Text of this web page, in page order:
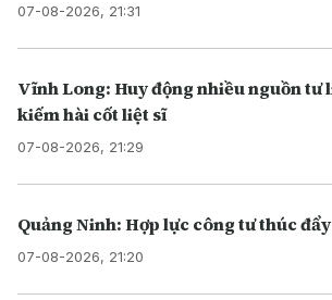
07-08-2026, 21:31
Vĩnh Long: Huy động nhiều nguồn tư
kiếm hài cốt liệt sĩ
07-08-2026, 21:29
Quảng Ninh: Hợp lực công tư thúc
07-08-2026, 21:20